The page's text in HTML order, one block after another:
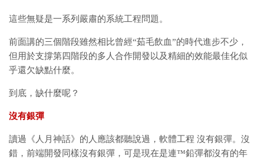
這些無疑是一系列嚴肅的系統工程問題。
前面講的三個階段雖然相比曾經“茹毛飲血”的時代進步不少，
但用於支撐第四階段的多人合作開發以及精細的效能最佳化似
乎還欠缺點什麼。
到底，缺什麼呢？
沒有銀彈
讀過《人月神話》的人應該都聽說過，軟體工程 沒有銀彈。沒
錯，前端開發同樣沒有銀彈，可是現在是連™鉛彈都沒有的年